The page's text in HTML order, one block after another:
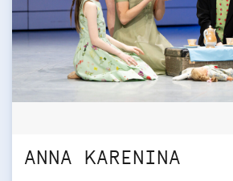
ANNA KARENINA